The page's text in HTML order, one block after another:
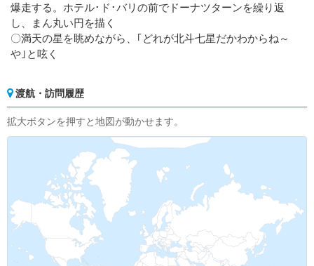
爆走する。ホテル･ド･バリの前でドーナツターンを繰り返
し、まん丸い円を描く
〇満天の星を眺めながら、｢どれが北斗七星だかわからね～
や｣と呟く
渡航・訪問履歴
拡大ボタンを押すと地図が動かせます。